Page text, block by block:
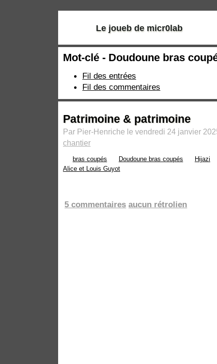
Le joueb de micr0lab
Mot-clé - Doudoune bras
Fil des entrées
Fil des commentaires
Patrimoine & patrimoine
Par Pier-Henriche le vendredi 24 janvier
chantier
bras coupés Doudoune bras coupés
Hijazi
Alice et Louis Guyot
5 commentaires aucun rétrolien